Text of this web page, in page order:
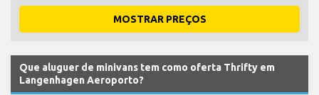
MOSTRAR PREÇOS
Que aluguer de minivans tem como oferta Thrifty em
Langenhagen Aeroporto?